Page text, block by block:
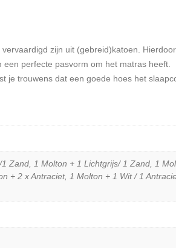
zijn uit (gebreid)katoen.
perfecte pasvorm om het matras heeft.
je trouwens dat een goede hoes het
Zand, 1 Molton + 1 Lichtgrijs/ 1 Zand, 1
+ 2 x Antraciet, 1 Molton + 1 Wit / 1